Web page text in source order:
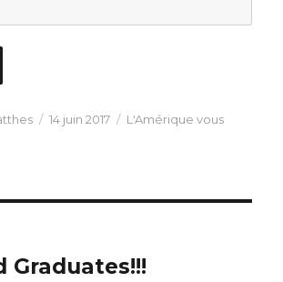
Publié
14 juin 2017 Catégories
L'Amérique vous
Graduates!!!